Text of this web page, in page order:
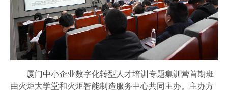
厦门中小企业数字化转型人才培训专题集训营首期班
由火炬大学堂和火炬智能制造服务中心共同主办。主办方